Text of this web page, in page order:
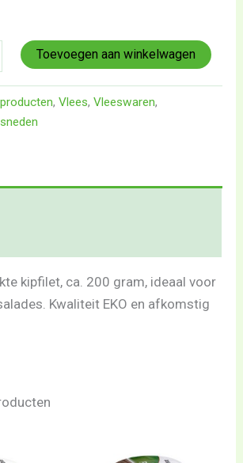
Toevoegen aan winkelwagen
,Vlees,Vleeswaren,
kipfilet, ca. 200 gram, ideaal voor
Kwaliteit EKO en afkomstig